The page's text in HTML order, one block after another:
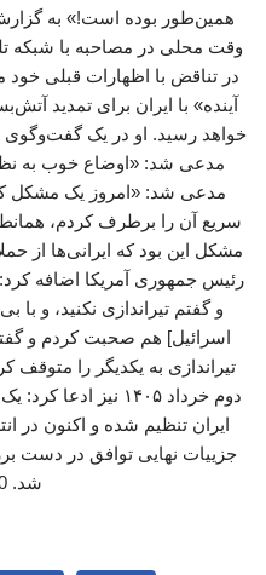
همین‌طور بوده است!» به گزارش
وقت محلی در مصاحبه با شبکه
در تناقض با اظهارات قبلی
آینده» با ایران برای تمدید
خواهد رسید. او در یک گفت‌وگوی
مدعی شد: «اوضاع خوب به
مدعی شد: «امروز یک مشکل
سریع آن را برطرف کردم،
مشکل این بود که ایرانی‌ها از
رئیس جمهوری آمریکا اضافه
و گفتم تیراندازی نکنید، و با
اسرائیل] هم صحبت کردم و
دوم خرداد ۱۴۰۵ نیز
ایران تنظیم شده و اکنون در
جزییات نهایی توافق در دست
شد. 310310